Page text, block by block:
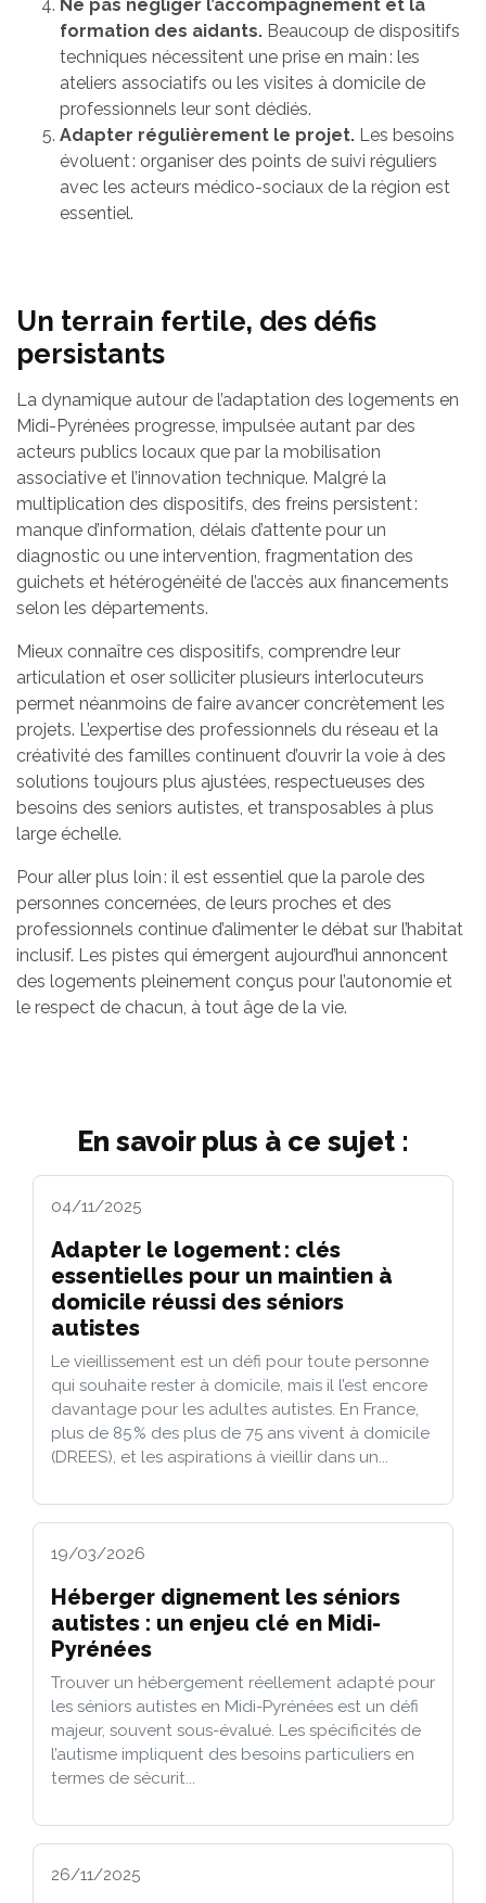
Ne pas négliger l’accompagnement et la
formation des aidants. Beaucoup de dispositifs
techniques nécessitent une prise en main : les
ateliers associatifs ou les visites à domicile de
professionnels leur sont dédiés.
Adapter régulièrement le projet. Les besoins
évoluent : organiser des points de suivi réguliers
avec les acteurs médico-sociaux de la région est
essentiel.
Un terrain fertile, des défis
persistants
La dynamique autour de l’adaptation des logements en
Midi-Pyrénées progresse, impulsée autant par des
acteurs publics locaux que par la mobilisation
associative et l’innovation technique. Malgré la
multiplication des dispositifs, des freins persistent :
manque d’information, délais d’attente pour un
diagnostic ou une intervention, fragmentation des
guichets et hétérogénéité de l’accès aux financements
selon les départements.
Mieux connaître ces dispositifs, comprendre leur
articulation et oser solliciter plusieurs interlocuteurs
permet néanmoins de faire avancer concrètement les
projets. L’expertise des professionnels du réseau et la
créativité des familles continuent d’ouvrir la voie à des
solutions toujours plus ajustées, respectueuses des
besoins des seniors autistes, et transposables à plus
large échelle.
Pour aller plus loin : il est essentiel que la parole des
personnes concernées, de leurs proches et des
professionnels continue d’alimenter le débat sur l’habitat
inclusif. Les pistes qui émergent aujourd’hui annoncent
des logements pleinement conçus pour l’autonomie et
le respect de chacun, à tout âge de la vie.
En savoir plus à ce sujet :
04/11/2025
Adapter le logement : clés
essentielles pour un maintien à
domicile réussi des séniors
autistes
Le vieillissement est un défi pour toute personne
qui souhaite rester à domicile, mais il l’est encore
davantage pour les adultes autistes. En France,
plus de 85 % des plus de 75 ans vivent à domicile
(DREES), et les aspirations à vieillir dans un...
19/03/2026
Héberger dignement les séniors
autistes : un enjeu clé en Midi-
Pyrénées
Trouver un hébergement réellement adapté pour
les séniors autistes en Midi-Pyrénées est un défi
majeur, souvent sous-évalué. Les spécificités de
l’autisme impliquent des besoins particuliers en
termes de sécurit...
26/11/2025